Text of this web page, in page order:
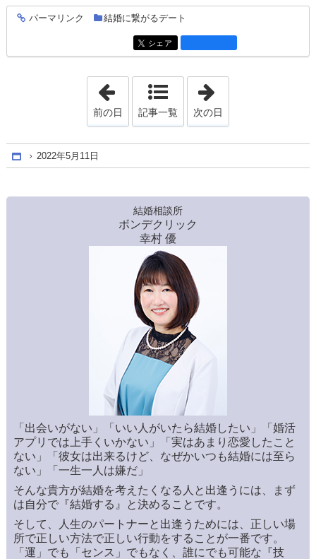
entry1776
パーマリンク 結婚に繋がるデート
entry1776
シェア
「2022年4月27日」
前の日 記事一覧 次の日
Home
2022年5月11日
結婚相談所
ボンデクリック
幸村 優
「出会いがない」「いい人がいたら結婚したい」「婚活
アプリでは上手くいかない」「実はあまり恋愛したこと
ない」「彼女は出来るけど、なぜかいつも結婚には至ら
ない」「一生一人は嫌だ」
そんな貴方が結婚を考えたくなる人と出逢うには、まず
は自分で『結婚する』と決めることです。
そして、人生のパートナーと出逢うためには、正しい場
所で正しい方法で正しい行動をすることが一番です。
「運」でも「センス」でもなく、誰にでも可能な『技